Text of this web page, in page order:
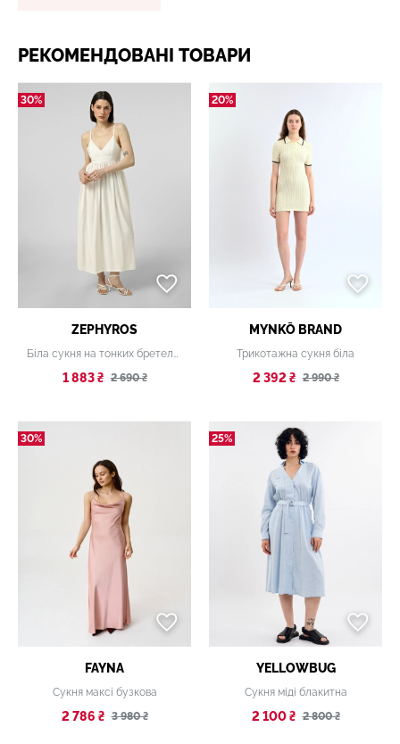
РЕКОМЕНДОВАНІ ТОВАРИ
30%
ZEPHYROS
Біла сукня на тонких бретелях
1 883 ₴ 2 690 ₴
20%
MYNKŌ BRAND
Трикотажна сукня біла
2 392 ₴ 2 990 ₴
30%
FAYNA
Сукня максі бузкова
2 786 ₴ 3 980 ₴
25%
YELLOWBUG
Сукня міді блакитна
2 100 ₴ 2 800 ₴